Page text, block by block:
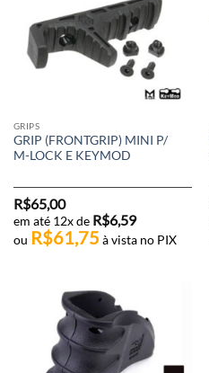
GRIPS
GRIP (FRONTGRIP) MINI P/
M-LOCK E KEYMOD
R$65,00
em até 12x de R$6,59
ou R$61,75 à vista no PIX